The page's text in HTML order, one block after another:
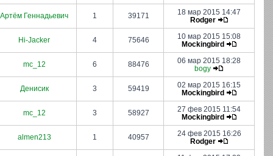
Артём Геннадьевич 1 39171
18 мар 2015 14:47
Rodger
Hi-Jacker 4 75646
10 мар 2015 15:08
Mockingbird
mc_12 6 88476
06 мар 2015 18:28
bogy
Денисик 3 59419
02 мар 2015 16:15
Mockingbird
mc_12 3 58927
27 фев 2015 11:54
Mockingbird
almen213 1 40957
24 фев 2015 16:26
Rodger